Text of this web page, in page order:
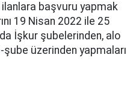
ilanlara başvuru yapmak
19 Nisan 2022 ile 25
İşkur şubelerinden, alo
üzerinden yapmaları